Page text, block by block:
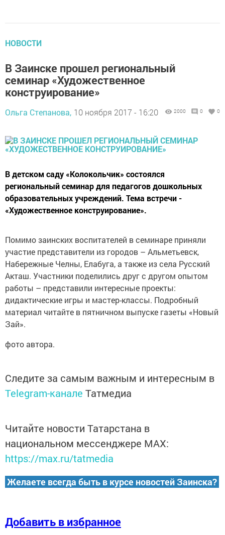
НОВОСТИ
В Заинске прошел региональный
семинар «Художественное
конструирование»
Ольга Степанова, 10 ноября 2017 - 16:20 2000 0 0
В детском саду «Колокольчик» состоялся
региональный семинар для педагогов дошкольных
образовательных учреждений. Тема встречи -
«Художественное конструирование».
Помимо заинских воспитателей в семинаре приняли
участие представители из городов – Альметьевск,
Набережные Челны, Елабуга, а также из села Русский
Акташ. Участники поделились друг с другом опытом
работы – представили интересные проекты:
дидактические игры и мастер-классы. Подробный
материал читайте в пятничном выпуске газеты «Новый
Зай».
фото автора.
Следите за самым важным и интересным в
Telegram-канале Татмедиа
Читайте новости Татарстана в
национальном мессенджере MАХ:
https://max.ru/tatmedia
Желаете всегда быть в курсе новостей Заинска?
Добавить в избранное